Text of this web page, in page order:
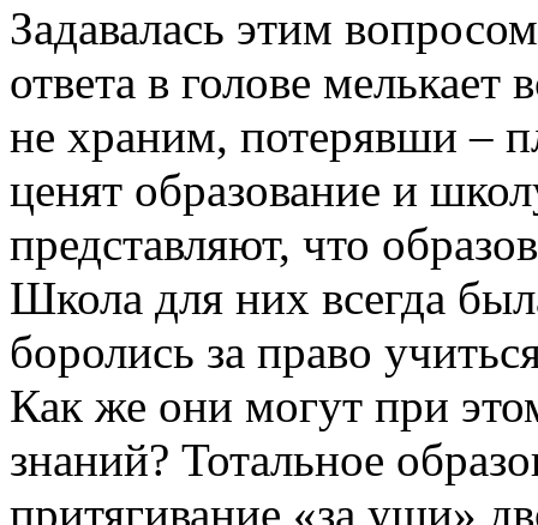
Задавалась этим
ответа в голове
не храним, потерявши –
ценят образование и
представляют, что
Школа для них всегда
боролись за право
Как же они могут при
знаний? Тотальное
притягивание «за уши»